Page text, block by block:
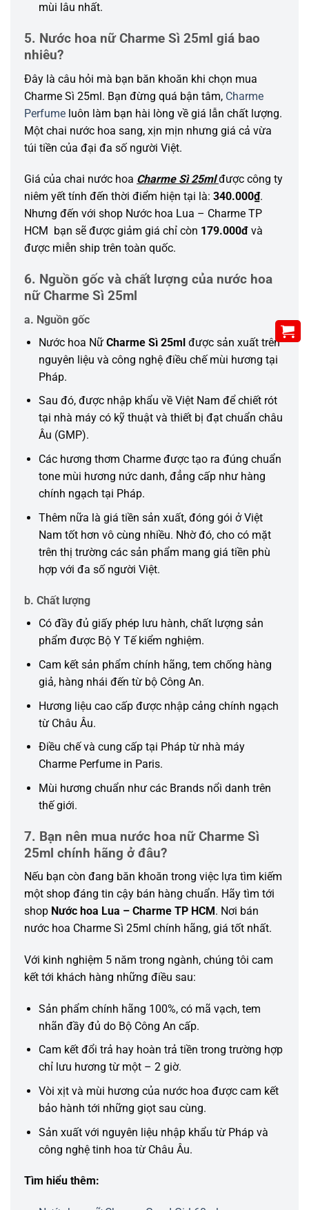
mùi lâu nhất.
5. Nước hoa nữ Charme Sì 25ml giá bao
nhiêu?
Đây là câu hỏi mà bạn băn khoăn khi chọn mua
Charme Sì 25ml. Bạn đừng quá bận tâm, Charme
Perfume luôn làm bạn hài lòng về giá lẫn chất lượng.
Một chai nước hoa sang, xịn mịn nhưng giá cả vừa
túi tiền của đại đa số người Việt.
Giá của chai nước hoa Charme Sì 25mlđược công ty
niêm yết tính đến thời điểm hiện tại là: 340.000₫.
Nhưng đến với shop Nước hoa Lua – Charme TP
HCM bạn sẽ được giảm giá chỉ còn 179.000đ và
được miễn ship trên toàn quốc.
6. Nguồn gốc và chất lượng của nước hoa
nữ Charme Sì 25ml
a. Nguồn gốc
Nước hoa Nữ Charme Sì 25mlđược sản xuất trên
nguyên liệu và công nghệ điều chế mùi hương tại
Pháp.
Sau đó, được nhập khẩu về Việt Nam để chiết rót
tại nhà máy có kỹ thuật và thiết bị đạt chuẩn châu
Âu (GMP).
Các hương thơm Charme được tạo ra đúng chuẩn
tone mùi hương nức danh, đẳng cấp như hàng
chính ngạch tại Pháp.
Thêm nữa là giá tiền sản xuất, đóng gói ở Việt
Nam tốt hơn vô cùng nhiều. Nhờ đó, cho có mặt
trên thị trường các sản phẩm mang giá tiền phù
hợp với đa số người Việt.
b. Chất lượng
Có đầy đủ giấy phép lưu hành, chất lượng sản
phẩm được Bộ Y Tế kiểm nghiệm.
Cam kết sản phẩm chính hãng, tem chống hàng
giả, hàng nhái đến từ bộ Công An.
Hương liệu cao cấp được nhập cảng chính ngạch
từ Châu Âu.
Điều chế và cung cấp tại Pháp từ nhà máy
Charme Perfume in Paris.
Mùi hương chuẩn như các Brands nổi danh trên
thế giới.
7. Bạn nên mua nước hoa nữ Charme Sì
25ml chính hãng ở đâu?
Nếu bạn còn đang băn khoăn trong việc lựa tìm kiếm
một shop đáng tin cậy bán hàng chuẩn. Hãy tìm tới
shop Nước hoa Lua – Charme TP HCM. Nơi bán
nước hoa Charme Sì 25ml chính hãng, giá tốt nhất.
Với kinh nghiệm 5 năm trong ngành, chúng tôi cam
kết tới khách hàng những điều sau:
Sản phẩm chính hãng 100%, có mã vạch, tem
nhãn đầy đủ do Bộ Công An cấp.
Cam kết đổi trả hay hoàn trả tiền trong trường hợp
chỉ lưu hương từ một – 2 giờ.
Vòi xịt và mùi hương của nước hoa được cam kết
bảo hành tới những giọt sau cùng.
Sản xuất với nguyên liệu nhập khẩu từ Pháp và
công nghệ tinh hoa từ Châu Âu.
Tìm hiểu thêm: